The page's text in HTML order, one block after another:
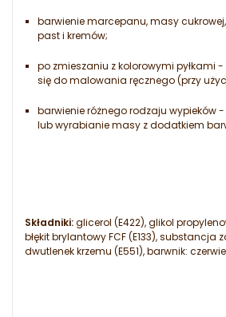
barwienie marcepanu, masy
past i kremów;
po zmieszaniu z kolorowymi pyłkami
się do malowania ręcznego (przy
barwienie różnego rodzaju wypieków
lub wyrabianie masy z dodatkiem
Składniki:glicerol (E422), glikol
błękit brylantowy FCF (E133), substancja
dwutlenek krzemu (E551), barwnik: